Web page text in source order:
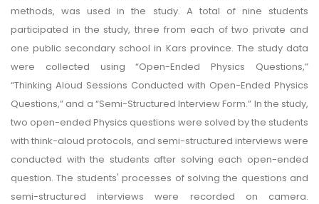
methods, was used in the study. A total of nine students
participated in the study, three from each of two private and
one public secondary school in Kars province. The study data
were collected using “Open-Ended Physics Questions,”
“Thinking Aloud Sessions Conducted with Open-Ended Physics
Questions,” and a “Semi-Structured Interview Form.” In the study,
two open-ended Physics questions were solved by the students
with think-aloud protocols, and semi-structured interviews were
conducted with the students after solving each open-ended
question. The students' processes of solving the questions and
semi-structured interviews were recorded on camera.